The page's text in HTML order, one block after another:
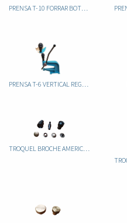
PRENSA T-10 FORRAR BOTONES REGULABLE
PRENSA T-6 VERTICAL REGULABLE